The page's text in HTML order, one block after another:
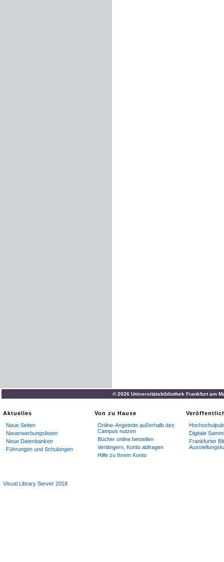
© 2026 Universitätsbibliothek Frankfurt am
Aktuelles
Neue Seiten
Neuerwerbungslisten
Neue Datenbanken
Führungen und Schulungen
Von zu Hause
Online-Angebote außerhalb des
Campus nutzen
Bücher online bestellen
Verlängern, Konto abfragen
Hilfe zu Ihrem Konto
Digitale
Frankfurter
Visual Library Server 2018